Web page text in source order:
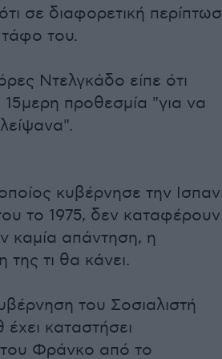
σε διαφορετική
του.
Ντελγκάδο είπε ότι
προθεσμία "για να
κυβέρνησε την
το 1975, δεν καταφέρουν
απάντηση, η
τι θα κάνει.
του Σοσιαλιστή
καταστήσει
του Φράνκο από το